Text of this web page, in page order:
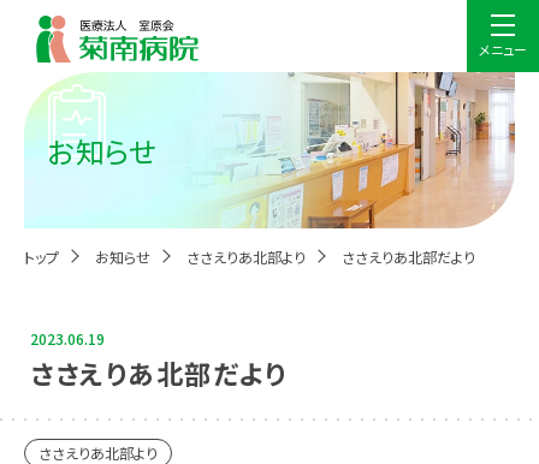
メニュー
お知らせ
トップ お知らせ ささえりあ北部より ささえりあ北部だより
2023.06.19
ささえりあ北部だより
ささえりあ北部より